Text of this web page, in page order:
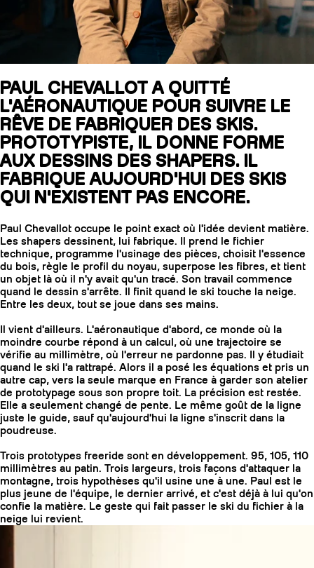
SLAP 104
SLAP 92
UBAC 102
BÂTONS
PAUL CHEVALLOT A QUITTÉ
L'AÉRONAUTIQUE POUR SUIVRE LE
RÊVE DE FABRIQUER DES SKIS.
PROTOTYPISTE, IL DONNE FORME
AUX DESSINS DES SHAPERS. IL
FABRIQUE AUJOURD'HUI DES SKIS
QUI N'EXISTENT PAS ENCORE.
Paul Chevallot occupe le point exact où l'idée devient matière.
Les shapers dessinent, lui fabrique. Il prend le fichier
technique, programme l'usinage des pièces, choisit l'essence
du bois, règle le profil du noyau, superpose les fibres, et tient
un objet là où il n'y avait qu'un tracé. Son travail commence
quand le dessin s'arrête. Il finit quand le ski touche la neige.
Entre les deux, tout se joue dans ses mains.
Il vient d'ailleurs. L'aéronautique d'abord, ce monde où la
moindre courbe répond à un calcul, où une trajectoire se
vérifie au millimètre, où l'erreur ne pardonne pas. Il y étudiait
quand le ski l'a rattrapé. Alors il a posé les équations et pris un
autre cap, vers la seule marque en France à garder son atelier
de prototypage sous son propre toit. La précision est restée.
Elle a seulement changé de pente. Le même goût de la ligne
juste le guide, sauf qu'aujourd'hui la ligne s'inscrit dans la
poudreuse.
Trois prototypes freeride sont en développement. 95, 105, 110
millimètres au patin. Trois largeurs, trois façons d'attaquer la
montagne, trois hypothèses qu'il usine une à une. Paul est le
plus jeune de l'équipe, le dernier arrivé, et c'est déjà à lui qu'on
confie la matière. Le geste qui fait passer le ski du fichier à la
neige lui revient.